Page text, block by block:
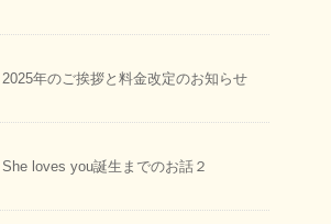
2025年のご挨拶と料金改定のお知らせ
She loves you誕生までのお話２